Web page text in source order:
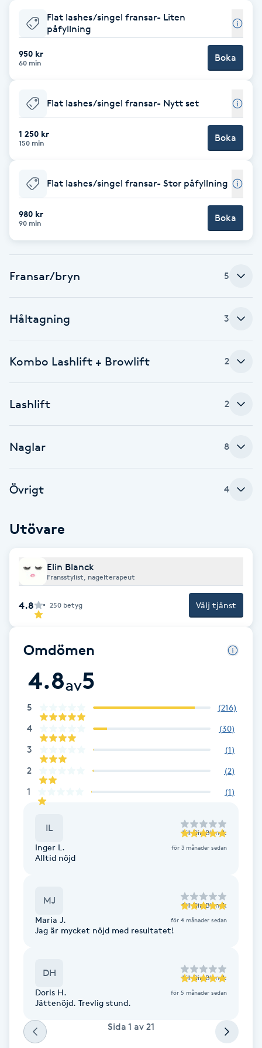
Babylights
Balayage
Barber
BIAB
Blowout
Brynformning
Brynfärgning
Bröllopsuppsättning
C
Celluliter
Color correction
Cryoterapi
Damklippning
Dermapen
Enzympeeling
Extensions
Extensions borttagning
Eyeliner-tatuering
Face framing
Faceliftmassage
Fet hårbotten
Fettreducering
Fotmassage
Flat lashes/singel fransar- Liten
påfyllning
950 kr
60 min Boka
Flat lashes/singel fransar- Nytt set
1 250 kr
150 min Boka
Flat lashes/singel fransar- Stor påfyllning
980 kr
90 min Boka
Fransar/bryn 5
Håltagning 3
Kombo Lashlift + Browlift 2
Lashlift 2
Naglar 8
Övrigt 4
Utövare
Elin Blanck
Fransstylist, nagelterapeut
4.8 250 betyg Välj tjänst
Omdömen
4.8av5
5 (216)
4 (30)
3 (1)
2 (2)
1 (1)
IL till Elin Blanck
Inger L. för 3 månader sedan
Alltid nöjd
MJ till Elin Blanck
Maria J. för 4 månader sedan
Jag är mycket nöjd med resultatet!
DH till Elin Blanck
Doris H. för 5 månader sedan
Jättenöjd. Trevlig stund.
Sida 1 av 21